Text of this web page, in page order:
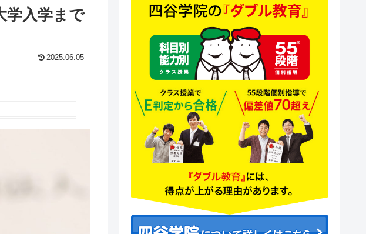
学入学まで
2025.06.05